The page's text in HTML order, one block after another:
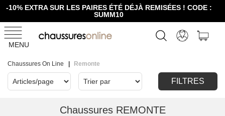
-10% EXTRA SUR LES PAIRES ÉTÉ DÉJÀ REMISÉES ! CODE :
SUMM10
MENU
Chaussures On Line Remonte
FILTRES
Chaussures REMONTE